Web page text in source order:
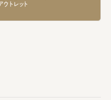
トレット